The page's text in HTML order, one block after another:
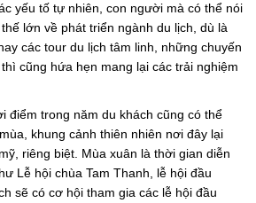
yếu tố tự nhiên, con người mà có thể nói
lớn về phát triển ngành du lịch, dù là
các tour du lịch tâm linh, những chuyến
cũng hứa hẹn mang lại các trải nghiệm
điểm trong năm du khách cũng có thể
khung cảnh thiên nhiên nơi đây lại
riêng biệt. Mùa xuân là thời gian diễn
Lễ hội chùa Tam Thanh, lễ hội đầu
sẽ có cơ hội tham gia các lễ hội đầu